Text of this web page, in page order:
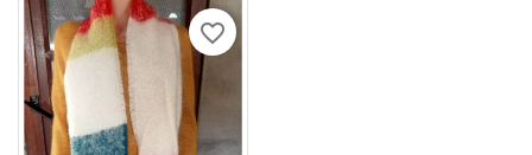
favorite_border